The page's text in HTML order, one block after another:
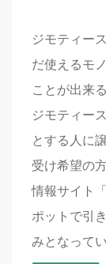
ジモティー
だ使えるモ
ことが出来
ジモティー
とする人に
受け希望の
情報サイト
ポットで引
みとなってい